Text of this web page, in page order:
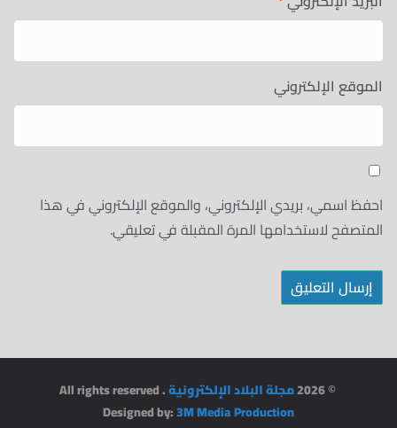
الموقع الإلكتروني
احفظ اسمي، بريدي الإلكتروني، والموقع الإلكتروني في هذا
المتصفح لاستخدامها المرة المقبلة في تعليقي.
© 2026 مجلة البلاد الإلكترونية. All rights reserved
Designed by:3M Media Production